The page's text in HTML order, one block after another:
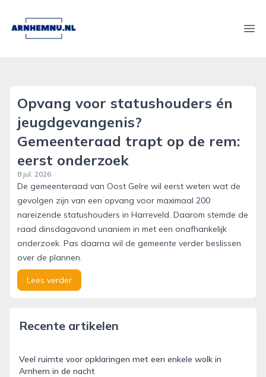
arnhemnu.nl
Opvang voor statushouders én
jeugdgevangenis?
Gemeenteraad trapt op de rem:
eerst onderzoek
8 jul. 2026
De gemeenteraad van Oost Gelre wil eerst weten wat de
gevolgen zijn van een opvang voor maximaal 200
nareizende statushouders in Harreveld. Daarom stemde de
raad dinsdagavond unaniem in met een onafhankelijk
onderzoek. Pas daarna wil de gemeente verder beslissen
over de plannen.
Lees verder
Recente artikelen
Veel ruimte voor opklaringen met een enkele wolk in
Arnhem in de nacht